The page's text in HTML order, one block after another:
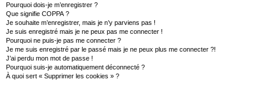
Pourquoi dois-je m’enregistrer ?
Que signifie COPPA ?
Je souhaite m’enregistrer, mais je n’y parviens pas !
Je suis enregistré mais je ne peux pas me connecter !
Pourquoi ne puis-je pas me connecter ?
Je me suis enregistré par le passé mais je ne peux plus me connecter ?!
J’ai perdu mon mot de passe !
Pourquoi suis-je automatiquement déconnecté ?
À quoi sert « Supprimer les cookies » ?